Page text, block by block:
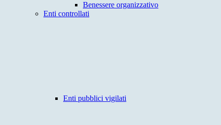
Benessere organizzativo
Enti controllati
Enti pubblici vigilati